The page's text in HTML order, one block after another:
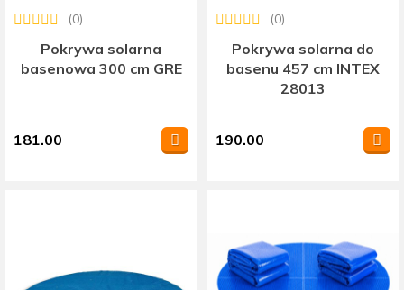
Pokrywa solarna
basenowa 300 cm GRE
(0)
181.00
Pokrywa solarna do
basenu 457 cm INTEX
28013
(0)
190.00